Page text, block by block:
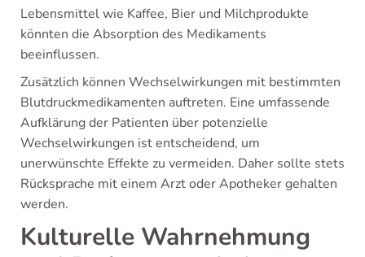
Lebensmittel wie Kaffee, Bier und Milchprodukte
könnten die Absorption des Medikaments
beeinflussen.
Zusätzlich können Wechselwirkungen mit bestimmten
Blutdruckmedikamenten auftreten. Eine umfassende
Aufklärung der Patienten über potenzielle
Wechselwirkungen ist entscheidend, um
unerwünschte Effekte zu vermeiden. Daher sollte stets
Rücksprache mit einem Arzt oder Apotheker gehalten
werden.
Kulturelle Wahrnehmung